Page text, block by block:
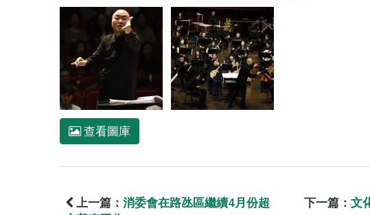
查看圖庫
上一篇： 消委會在路氹區繼續4月份超
下一篇： 文